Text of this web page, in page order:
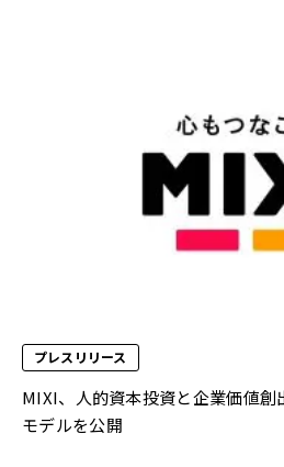
プレスリリース
MIXI、人的資本投資と企業価値創
モデルを公開